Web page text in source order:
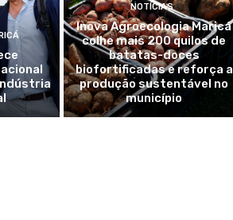
NOTÍCIAS
Inova Agroecologia Maricá
colhe mais 200 quilos de
batatas-doces
biofortificadas e reforça a
produção sustentável no
município